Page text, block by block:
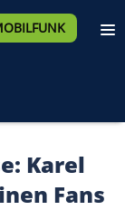
Karel
Fans